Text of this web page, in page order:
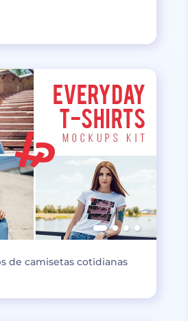
de camisetas cotidianas